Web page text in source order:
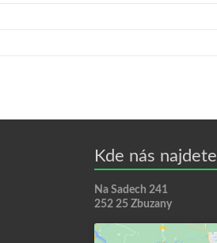
Kde nás najdete
Na Sadech 241
252 25 Zbuzany